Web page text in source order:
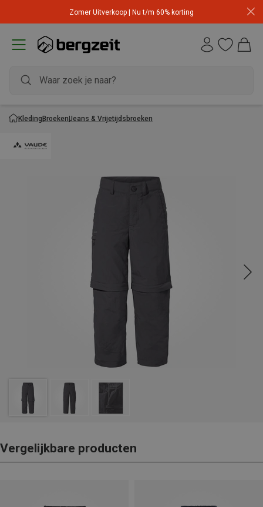
Zomer Uitverkoop | Nu t/m 60% korting
KledingBroekenJeans & Vrijetijdsbroeken
Vergelijkbare producten